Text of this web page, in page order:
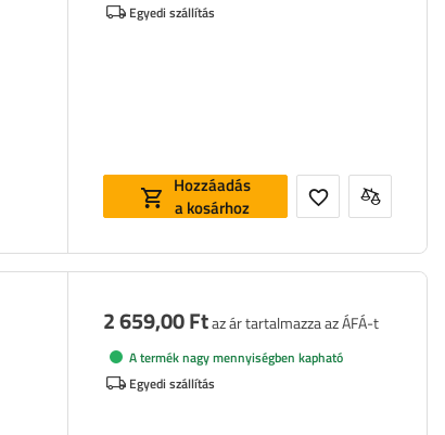
Egyedi szállítás
Hozzáadás
a kosárhoz
2 659,00 Ftaz ár tartalmazza az ÁFÁ-t
A termék nagy mennyiségben kapható
Egyedi szállítás